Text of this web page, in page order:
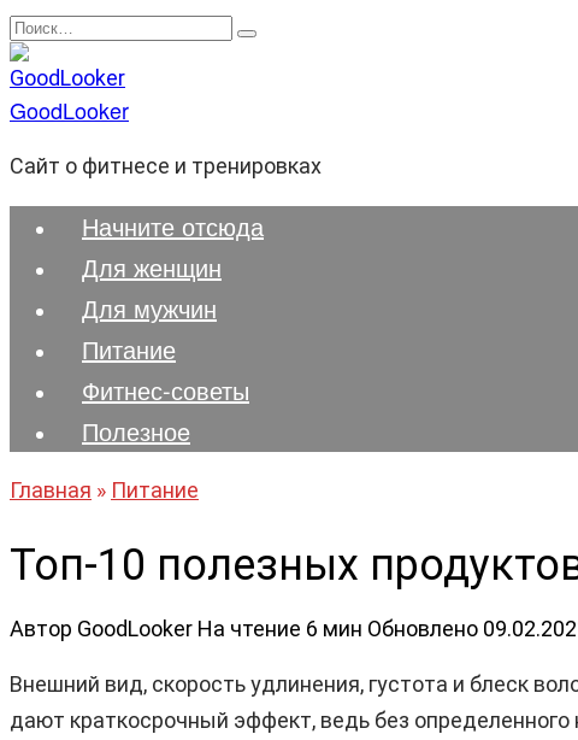
Перейти
к
содержанию
Search
for:
GoodLooker
Сайт о фитнесе и тренировках
Начните отсюда
Для женщин
Для мужчин
Питание
Фитнес-советы
Полезноe
Главная » Питание
Топ-10 полезных
Автор GoodLooker На чтение 6 мин Обновлено
Внешний вид, скорость удлинения, густота и блеск
дают краткосрочный эффект, ведь без